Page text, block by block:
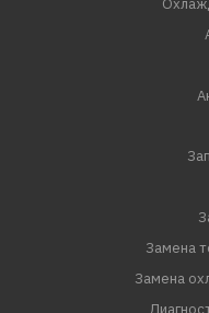
Замена
Замена